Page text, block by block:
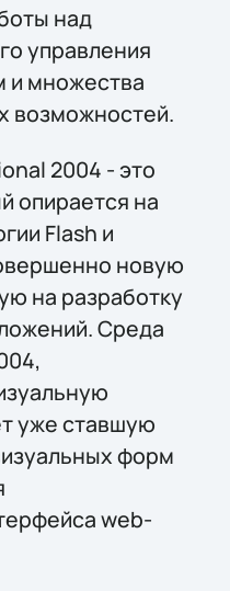
над
управления
и множества
возможностей.
2004 - это
опирается на
Flash и
новую
на разработку
Среда
уже ставшую
форм
web-